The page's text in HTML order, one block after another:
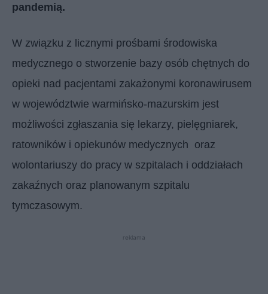
pandemią.
W związku z licznymi prośbami środowiska
medycznego o stworzenie bazy osób chętnych do
opieki nad pacjentami zakażonymi koronawirusem
w województwie warmińsko-mazurskim jest
możliwości zgłaszania się lekarzy, pielęgniarek,
ratowników i opiekunów medycznych oraz
wolontariuszy do pracy w szpitalach i oddziałach
zakaźnych oraz planowanym szpitalu
tymczasowym.
reklama